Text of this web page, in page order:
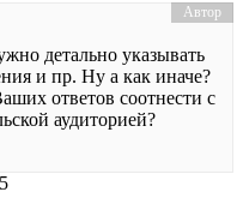
детально указывать
и пр. Ну а как иначе?
ответов соотнести с
аудиторией?